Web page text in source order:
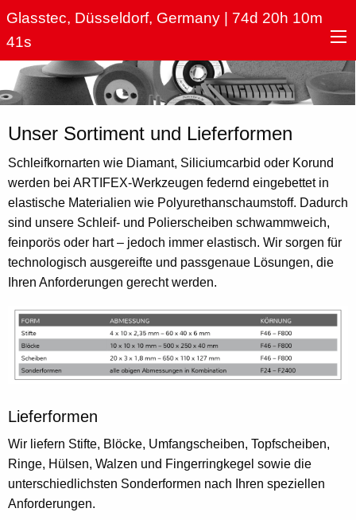
Direkt
zum
Inhalt
Hauptnavigation
Glasstec, Düsseldorf, Germany | 74d 20h 10m
40s
Unser Sortiment und Lieferformen
Schleifkornarten wie Diamant, Siliciumcarbid oder Korund
werden bei ARTIFEX-Werkzeugen federnd eingebettet in
elastische Materialien wie Polyurethanschaumstoff. Dadurch
sind unsere Schleif- und Polierscheiben schwammweich,
feinporös oder hart – jedoch immer elastisch. Wir sorgen für
technologisch ausgereifte und passgenaue Lösungen, die
Ihren Anforderungen gerecht werden.
Lieferformen
Wir liefern Stifte, Blöcke, Umfangscheiben, Topfscheiben,
Ringe, Hülsen, Walzen und Fingerringkegel sowie die
unterschiedlichsten Sonderformen nach Ihren speziellen
Anforderungen.